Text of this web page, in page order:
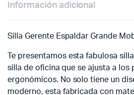
Información adicional
Silla Gerente Espaldar Grande
Te presentamos esta fabulosa
silla de oficina que se ajusta a los
ergonómicos. No solo tiene un
moderno, esta fabricada con